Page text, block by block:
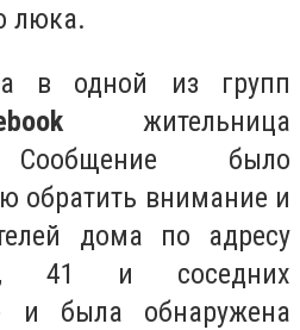
люка.
в одной из групп
жительница
Сообщение было
обратить внимание и
дома по адресу
41 и соседних
и была обнаружена